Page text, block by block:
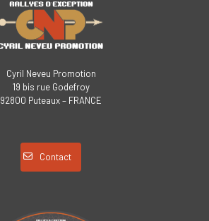
Cyril Neveu Promotion
19 bis rue Godefroy
92800 Puteaux – FRANCE
Contact